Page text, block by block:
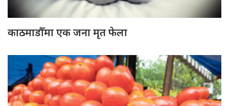
काठमाडौँमा एक जना मृत फेला